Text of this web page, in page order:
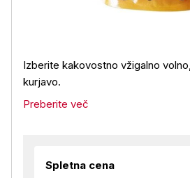
Izberite kakovostno vžigalno
kurjavo.
Preberite več
Spletna cena